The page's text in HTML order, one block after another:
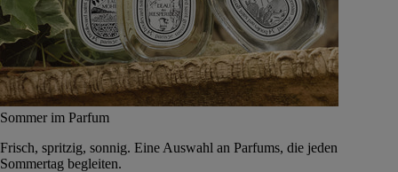
Sommer im Parfum
Frisch, spritzig, sonnig. Eine Auswahl an Parfums, die jeden
Sommertag begleiten.